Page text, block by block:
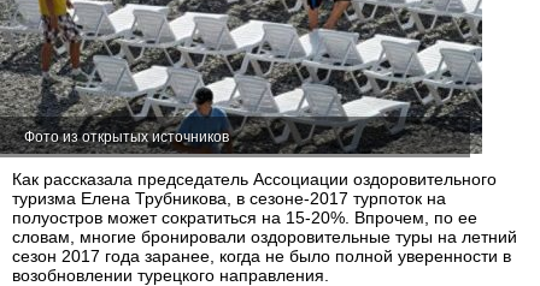
Фото из открытых источников
Как рассказала председатель Ассоциации оздоровительного
туризма Елена Трубникова, в сезоне-2017 турпоток на
полуостров может сократиться на 15-20%. Впрочем, по ее
словам, многие бронировали оздоровительные туры на летний
сезон 2017 года заранее, когда не было полной уверенности в
возобновлении турецкого направления.